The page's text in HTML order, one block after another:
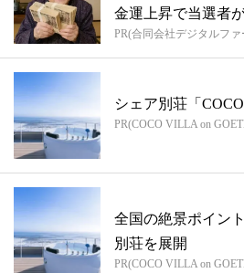
金運上昇で当選者
PR(合同会社デジタルファ
シェア別荘「
PR(COCO VILLA on
全国の絶景ポイン
別荘を展開
PR(COCO VILLA on